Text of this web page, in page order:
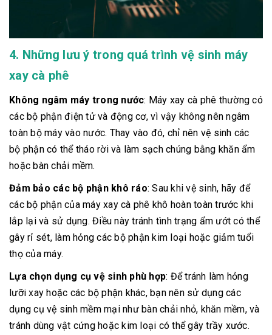
4. Những lưu ý trong quá trình vệ sinh máy
xay cà phê
Không ngâm máy trong nước: Máy xay cà phê thường có
các bộ phận điện tử và động cơ, vì vậy không nên ngâm
toàn bộ máy vào nước. Thay vào đó, chỉ nên vệ sinh các
bộ phận có thể tháo rời và làm sạch chúng bằng khăn ẩm
hoặc bàn chải mềm.
Đảm bảo các bộ phận khô ráo: Sau khi vệ sinh, hãy để
các bộ phận của máy xay cà phê khô hoàn toàn trước khi
lắp lại và sử dụng. Điều này tránh tình trạng ẩm ướt có thể
gây rỉ sét, làm hỏng các bộ phận kim loại hoặc giảm tuổi
thọ của máy.
Lựa chọn dụng cụ vệ sinh phù hợp: Để tránh làm hỏng
lưỡi xay hoặc các bộ phận khác, bạn nên sử dụng các
dụng cụ vệ sinh mềm mại như bàn chải nhỏ, khăn mềm, và
tránh dùng vật cứng hoặc kim loại có thể gây trầy xước.